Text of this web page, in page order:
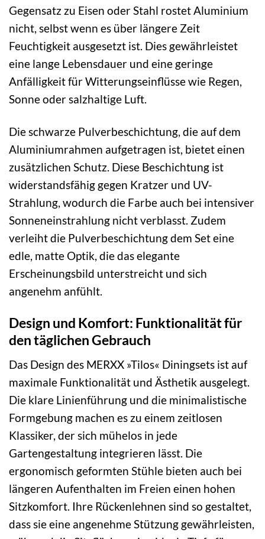
Gegensatz zu Eisen oder Stahl rostet Aluminium
nicht, selbst wenn es über längere Zeit
Feuchtigkeit ausgesetzt ist. Dies gewährleistet
eine lange Lebensdauer und eine geringe
Anfälligkeit für Witterungseinflüsse wie Regen,
Sonne oder salzhaltige Luft.
Die schwarze Pulverbeschichtung, die auf dem
Aluminiumrahmen aufgetragen ist, bietet einen
zusätzlichen Schutz. Diese Beschichtung ist
widerstandsfähig gegen Kratzer und UV-
Strahlung, wodurch die Farbe auch bei intensiver
Sonneneinstrahlung nicht verblasst. Zudem
verleiht die Pulverbeschichtung dem Set eine
edle, matte Optik, die das elegante
Erscheinungsbild unterstreicht und sich
angenehm anfühlt.
Design und Komfort: Funktionalität für
den täglichen Gebrauch
Das Design des MERXX »Tilos« Diningsets ist auf
maximale Funktionalität und Ästhetik ausgelegt.
Die klare Linienführung und die minimalistische
Formgebung machen es zu einem zeitlosen
Klassiker, der sich mühelos in jede
Gartengestaltung integrieren lässt. Die
ergonomisch geformten Stühle bieten auch bei
längeren Aufenthalten im Freien einen hohen
Sitzkomfort. Ihre Rückenlehnen sind so gestaltet,
dass sie eine angenehme Stützung gewährleisten,